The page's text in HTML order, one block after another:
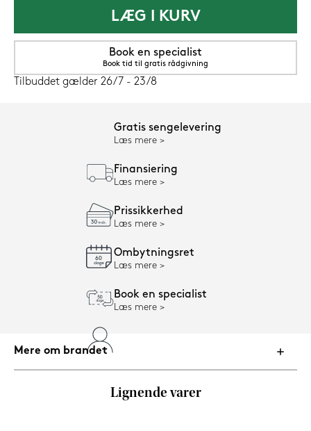
LÆG I KURV
Book en specialist
Book tid til gratis rådgivning
Tilbuddet gælder 26/7 - 23/8
Gratis sengelevering
Læs mere
Finansiering
Læs mere
Prissikkerhed
Læs mere
Ombytningsret
Læs mere
Book en specialist
Læs mere
Mere om brandet
Lignende varer